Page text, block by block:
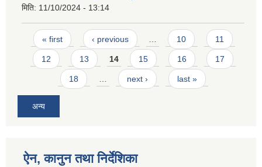
मिति: 11/10/2024 - 13:14
Pages
« first ‹ previous … 10 11
12 13 14 15 16 17
18 … next › last »
अन्य
ऐन, कानुन तथा निर्देशिका